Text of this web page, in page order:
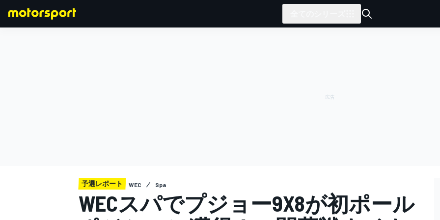
予選レポート WEC Spa
WECスパでプジョー9X8が初ポール